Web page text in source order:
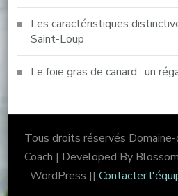
Les caractéristiques
Saint-Loup
Le foie gras de canard : un
Tous droits réservés Domaine-
Coach | Developed By
WordPress || Contacter